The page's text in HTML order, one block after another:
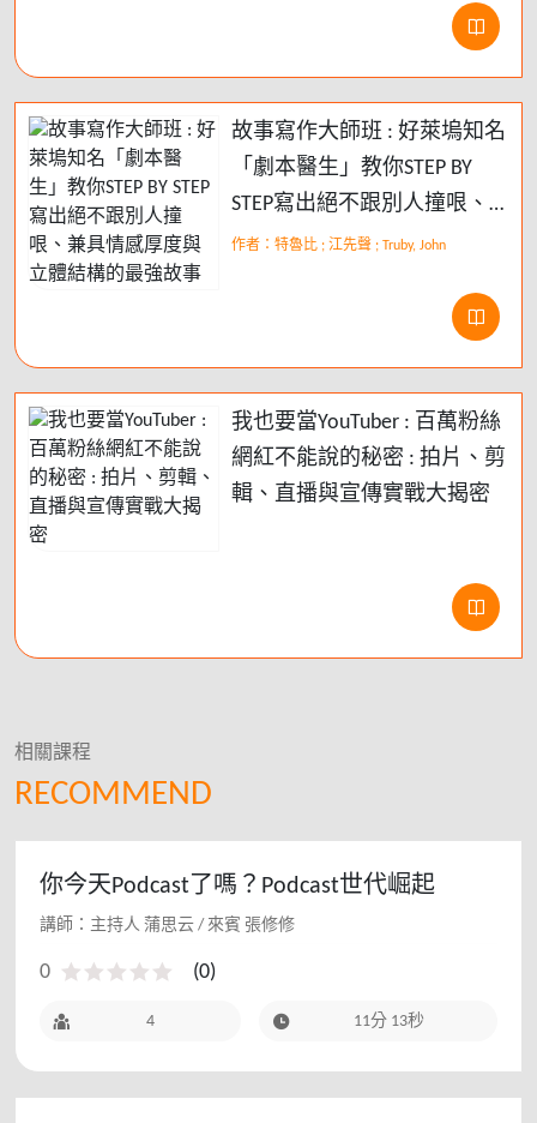
故事寫作大師班 : 好萊塢知名
「劇本醫生」教你STEP BY
STEP寫出絕不跟別人撞哏、
兼具情感厚度與立體結構的
作者：特魯比 ; 江先聲 ; Truby, John
我也要當YouTuber : 百萬粉絲
網紅不能說的秘密 : 拍片、剪
輯、直播與宣傳實戰大揭密
RECOMMEND
相關課程
你今天Podcast了嗎？Podcast世代崛起
講師：主持人 蒲思云 / 來賓 張修修
0 (0)
4 11分 13秒